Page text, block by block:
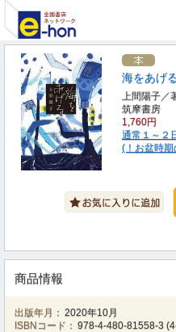
海をあげ
上間陽子／
筑摩書房
1,760円
通常１～２
(！お盆時
商品情報
出版年月： 2020年10月
ISBNコード： 978-4-480-81558-3 (